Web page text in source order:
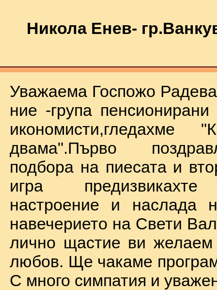
Никола Енев-
Уважаема Госпожо
ние -група
икономисти,гледахме
двама".Първо
подбора на пиесата и
игра
настроение и наслада
навечерието на Свети
лично щастие ви желаем
любов. Ще чакаме
С много симпатия и